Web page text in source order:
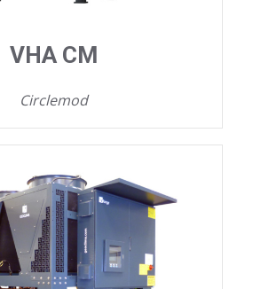
VHA CM
Circlemod